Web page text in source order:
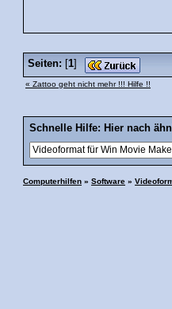
Seiten: [1]
« Zattoo geht nicht mehr !!! Hilfe !!
Schnelle Hilfe: Hier nach
Computerhilfen » Software »